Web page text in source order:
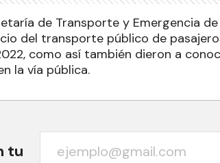
de Transporte y Emergencia
del transporte público de
como así también dieron a
la vía pública.
tu